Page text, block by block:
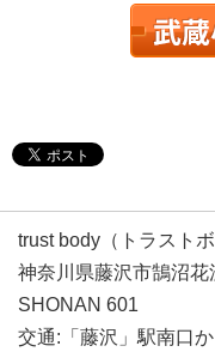
trust body（トラスト
神奈川県藤沢市鵠沼
SHONAN 601
交通:「藤沢」駅南口